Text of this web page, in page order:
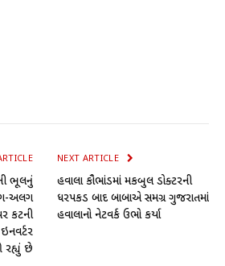
ભૂલનું
અલગ
કટની
રહ્યું છે
NEXT ARTICLE
હવાલા કૌભાંડમાં મકબુલ ડોક્ટરની
ધરપકડ બાદ બાબાએ સમગ્ર ગુજરાતમાં
હવાલાનો નેટવર્ક ઉભો કર્યા